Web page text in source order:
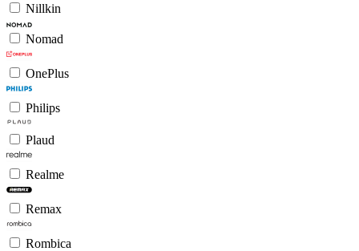
Nillkin
Nomad
OnePlus
Philips
Plaud
Realme
Remax
Rombica